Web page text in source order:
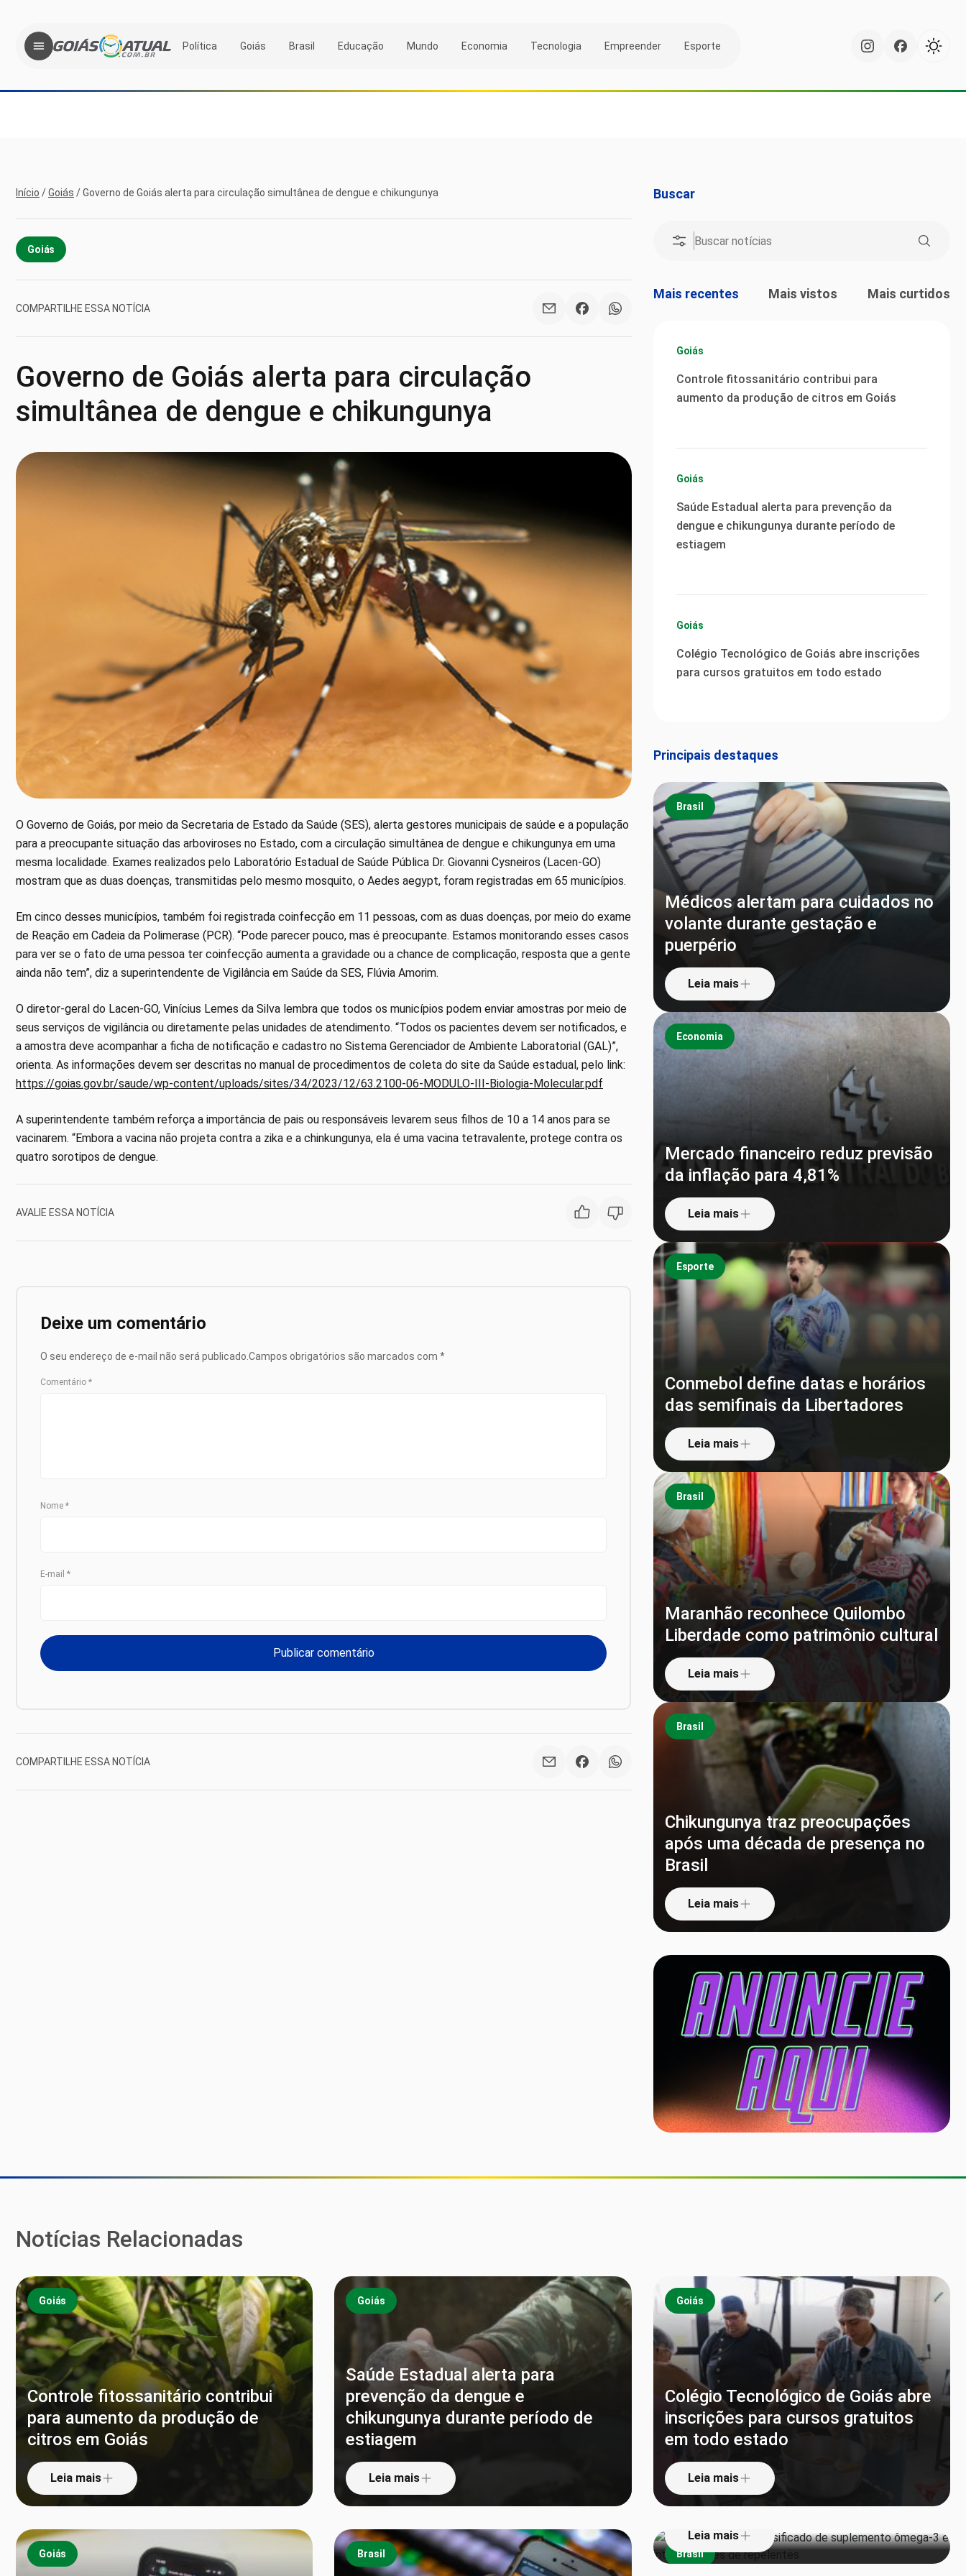
Política Goiás Brasil Educação Mundo Economia Tecnologia Empreender Esporte
Início /Goiás /Governo de Goiás alerta para circulação simultânea de dengue e chikungunya
Goiás
COMPARTILHE ESSA NOTÍCIA
Governo de Goiás alerta para circulação
simultânea de dengue e chikungunya
O Governo de Goiás, por meio da Secretaria de Estado da Saúde (SES), alerta gestores municipais de saúde e a população
para a preocupante situação das arboviroses no Estado, com a circulação simultânea de dengue e chikungunya em uma
mesma localidade. Exames realizados pelo Laboratório Estadual de Saúde Pública Dr. Giovanni Cysneiros (Lacen-GO)
mostram que as duas doenças, transmitidas pelo mesmo mosquito, o Aedes aegypt, foram registradas em 65 municípios.
Em cinco desses municípios, também foi registrada coinfecção em 11 pessoas, com as duas doenças, por meio do exame
de Reação em Cadeia da Polimerase (PCR). “Pode parecer pouco, mas é preocupante. Estamos monitorando esses casos
para ver se o fato de uma pessoa ter coinfecção aumenta a gravidade ou a chance de complicação, resposta que a gente
ainda não tem”, diz a superintendente de Vigilância em Saúde da SES, Flúvia Amorim.
O diretor-geral do Lacen-GO, Vinícius Lemes da Silva lembra que todos os municípios podem enviar amostras por meio de
seus serviços de vigilância ou diretamente pelas unidades de atendimento. “Todos os pacientes devem ser notificados, e
a amostra deve acompanhar a ficha de notificação e cadastro no Sistema Gerenciador de Ambiente Laboratorial (GAL)”,
orienta. As informações devem ser descritas no manual de procedimentos de coleta do site da Saúde estadual, pelo link:
https://goias.gov.br/saude/wp-content/uploads/sites/34/2023/12/63.2100-06-MODULO-III-Biologia-Molecular.pdf
A superintendente também reforça a importância de pais ou responsáveis levarem seus filhos de 10 a 14 anos para se
vacinarem. “Embora a vacina não projeta contra a zika e a chinkungunya, ela é uma vacina tetravalente, protege contra os
quatro sorotipos de dengue.
AVALIE ESSA NOTÍCIA
Deixe um comentário
O seu endereço de e-mail não será publicado. Campos obrigatórios são marcados com *
Comentário *
Nome *
E-mail *
COMPARTILHE ESSA NOTÍCIA
Buscar
Mais recentes Mais vistos Mais curtidos
Goiás
Controle fitossanitário contribui para
aumento da produção de citros em Goiás
Goiás
Saúde Estadual alerta para prevenção da
dengue e chikungunya durante período de
estiagem
Goiás
Colégio Tecnológico de Goiás abre inscrições
para cursos gratuitos em todo estado
Principais destaques
Brasil
Médicos alertam para cuidados no
volante durante gestação e
puerpério
Leia mais
Economia
Mercado financeiro reduz previsão
da inflação para 4,81%
Leia mais
Esporte
Conmebol define datas e horários
das semifinais da Libertadores
Leia mais
Brasil
Maranhão reconhece Quilombo
Liberdade como patrimônio cultural
Leia mais
Brasil
Chikungunya traz preocupações
após uma década de presença no
Brasil
Leia mais
Notícias Relacionadas
Goiás
Controle fitossanitário contribui
para aumento da produção de
citros em Goiás
Leia mais
Goiás
Saúde Estadual alerta para
prevenção da dengue e
chikungunya durante período de
estiagem
Leia mais
Goiás
Colégio Tecnológico de Goiás abre
inscrições para cursos gratuitos
em todo estado
Leia mais
Goiás Brasil Brasil
suplemento ômega-3 e interdita
lotes de repelentes
Leia mais